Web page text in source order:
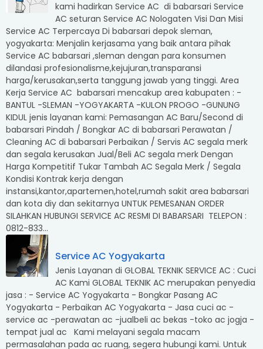
kami hadirkan Service AC di babarsari Service
AC seturan Service AC Nologaten Visi Dan Misi
Service AC Terpercaya Di babarsari depok sleman,
yogyakarta: Menjalin kerjasama yang baik antara pihak
Service AC babarsari ,sleman dengan para konsumen
dilandasi profesionalisme,kejujuran,transparansi
harga/kerusakan,serta tanggung jawab yang tinggi. Area
Kerja Service AC babarsari mencakup area kabupaten : -
BANTUL -SLEMAN -YOGYAKARTA -KULON PROGO -GUNUNG
KIDUL jenis layanan kami: Pemasangan AC Baru/Second di
babarsari Pindah / Bongkar AC di babarsari Perawatan /
Cleaning AC di babarsari Perbaikan / Servis AC segala merk
dan segala kerusakan Jual/Beli AC segala merk Dengan
Harga Kompetitif Tukar Tambah AC Segala Merk / Segala
Kondisi Kontrak kerja dengan
instansi,kantor,apartemen,hotel,rumah sakit area babarsari
dan kota diy dan sekitarnya UNTUK PEMESANAN ORDER
SILAHKAN HUBUNGI SERVICE AC RESMI DI BABARSARI TELEPON :
0812-833...
Service AC Yogyakarta
Jenis Layanan di GLOBAL TEKNIK SERVICE AC : Cuci
AC Kami GLOBAL TEKNIK AC merupakan penyedia
jasa : - Service AC Yogyakarta - Bongkar Pasang AC
Yogyakarta - Perbaikan AC Yogyakarta - Jasa cuci ac -
service ac -perawatan ac -jualbeli ac bekas -toko ac jogja -
tempat jual ac Kami melayani segala macam
permasalahan pada ac ruang, segera hubungi kami. Untuk